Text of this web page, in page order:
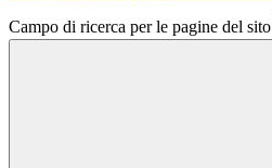
Campo di ricerca per le pagine del sito